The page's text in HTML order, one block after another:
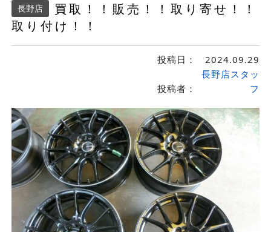
長野店
買取！！販売！！取り寄せ！！
取り付け！！
投稿日： 2024.09.29
投稿者：
長野店スタッ
フ